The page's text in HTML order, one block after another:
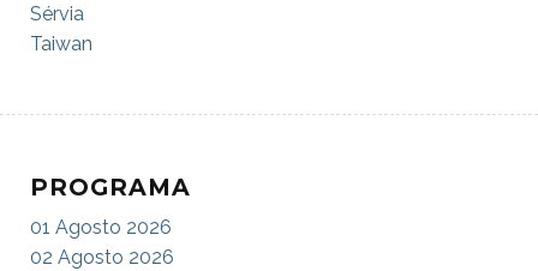
Sérvia
Taiwan
PROGRAMA
01 Agosto 2026
02 Agosto 2026